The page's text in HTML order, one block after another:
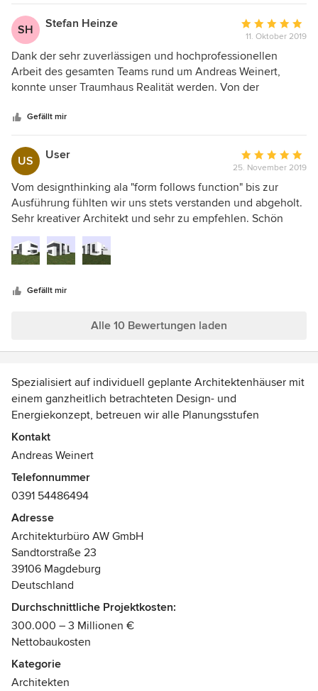
SH Stefan Heinze
Bewertung:
5
von
5
11. Oktober 2019
Dank der sehr zuverlässigen und hochprofessionellen
Arbeit des gesamten Teams rund um Andreas Weinert,
konnte unser Traumhaus Realität werden. Von der
wir begleitet und immer detailreich beraten und betreut!
Danke für die tolle Zusammenarbeit!
Gefällt mir
US User
Bewertung:
5
von
5
25. November 2019
Vom designthinking ala "form follows function" bis zur
Ausführung fühlten wir uns stets verstanden und abgeholt.
Sehr kreativer Architekt und sehr zu empfehlen. Schön
auch die Pro und Cons bei Bauentscheidungen auch mit
praxisnahen Hintergrund versehen. Alles im rahmen ohn
böse Überraschungen. Man baut ja nur 1 , 2 ... mal.
Gefällt mir
Alle 10 Bewertungen laden
Spezialisiert auf individuell geplante Architektenhäuser mit
einem ganzheitlich betrachteten Design- und
Energiekonzept, betreuen wir alle Planungsstufen
einschließlich der Innenarchitektur als Ihr persönlicher
Ansprechpartner.
Unsere Entwürfe folgen beinah ausnahmslos dem Prinzip
"Form Follows Function", dass heißt zu erst entsteht ein
funktionierendes Grundrisskonzept und anschließend
entwickelt sich die Gebäudehülle darum. Die Folgen für
unsere Werke sind trotz wieder erkennbarer Designlinie
keine Kopien, sondern absolute bauherrnspezifische
Unikate.
Natürlich stehen wir Ihnen auch als unabhängiger
Energieberater und eingetragener Ersteller von Heizlast-
und Wärmeschutznachweisen auch von
Nichtwohngebäuden unterstützend zur Seite.
Auszeichnungen:
Kontakt
Andreas Weinert
Telefonnummer
0391 54486494
Adresse
Architekturbüro AW GmbH
Sandtorstraße 23
39106 Magdeburg
Deutschland
Durchschnittliche Projektkosten:
300.000 – 3 Millionen €
Nettobaukosten
Kategorie
Architekten